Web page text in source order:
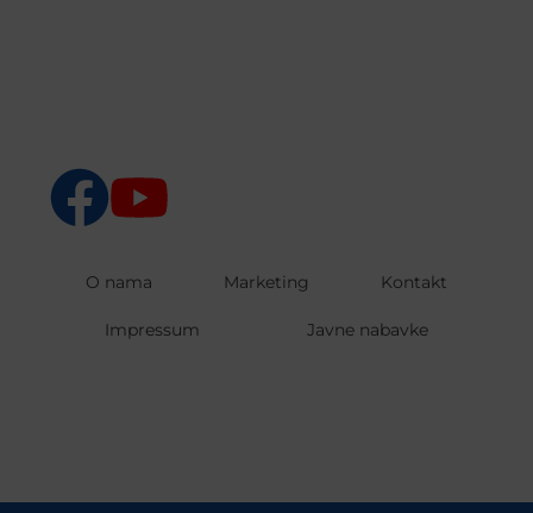
O nama Marketing Kontakt
Impressum Javne nabavke